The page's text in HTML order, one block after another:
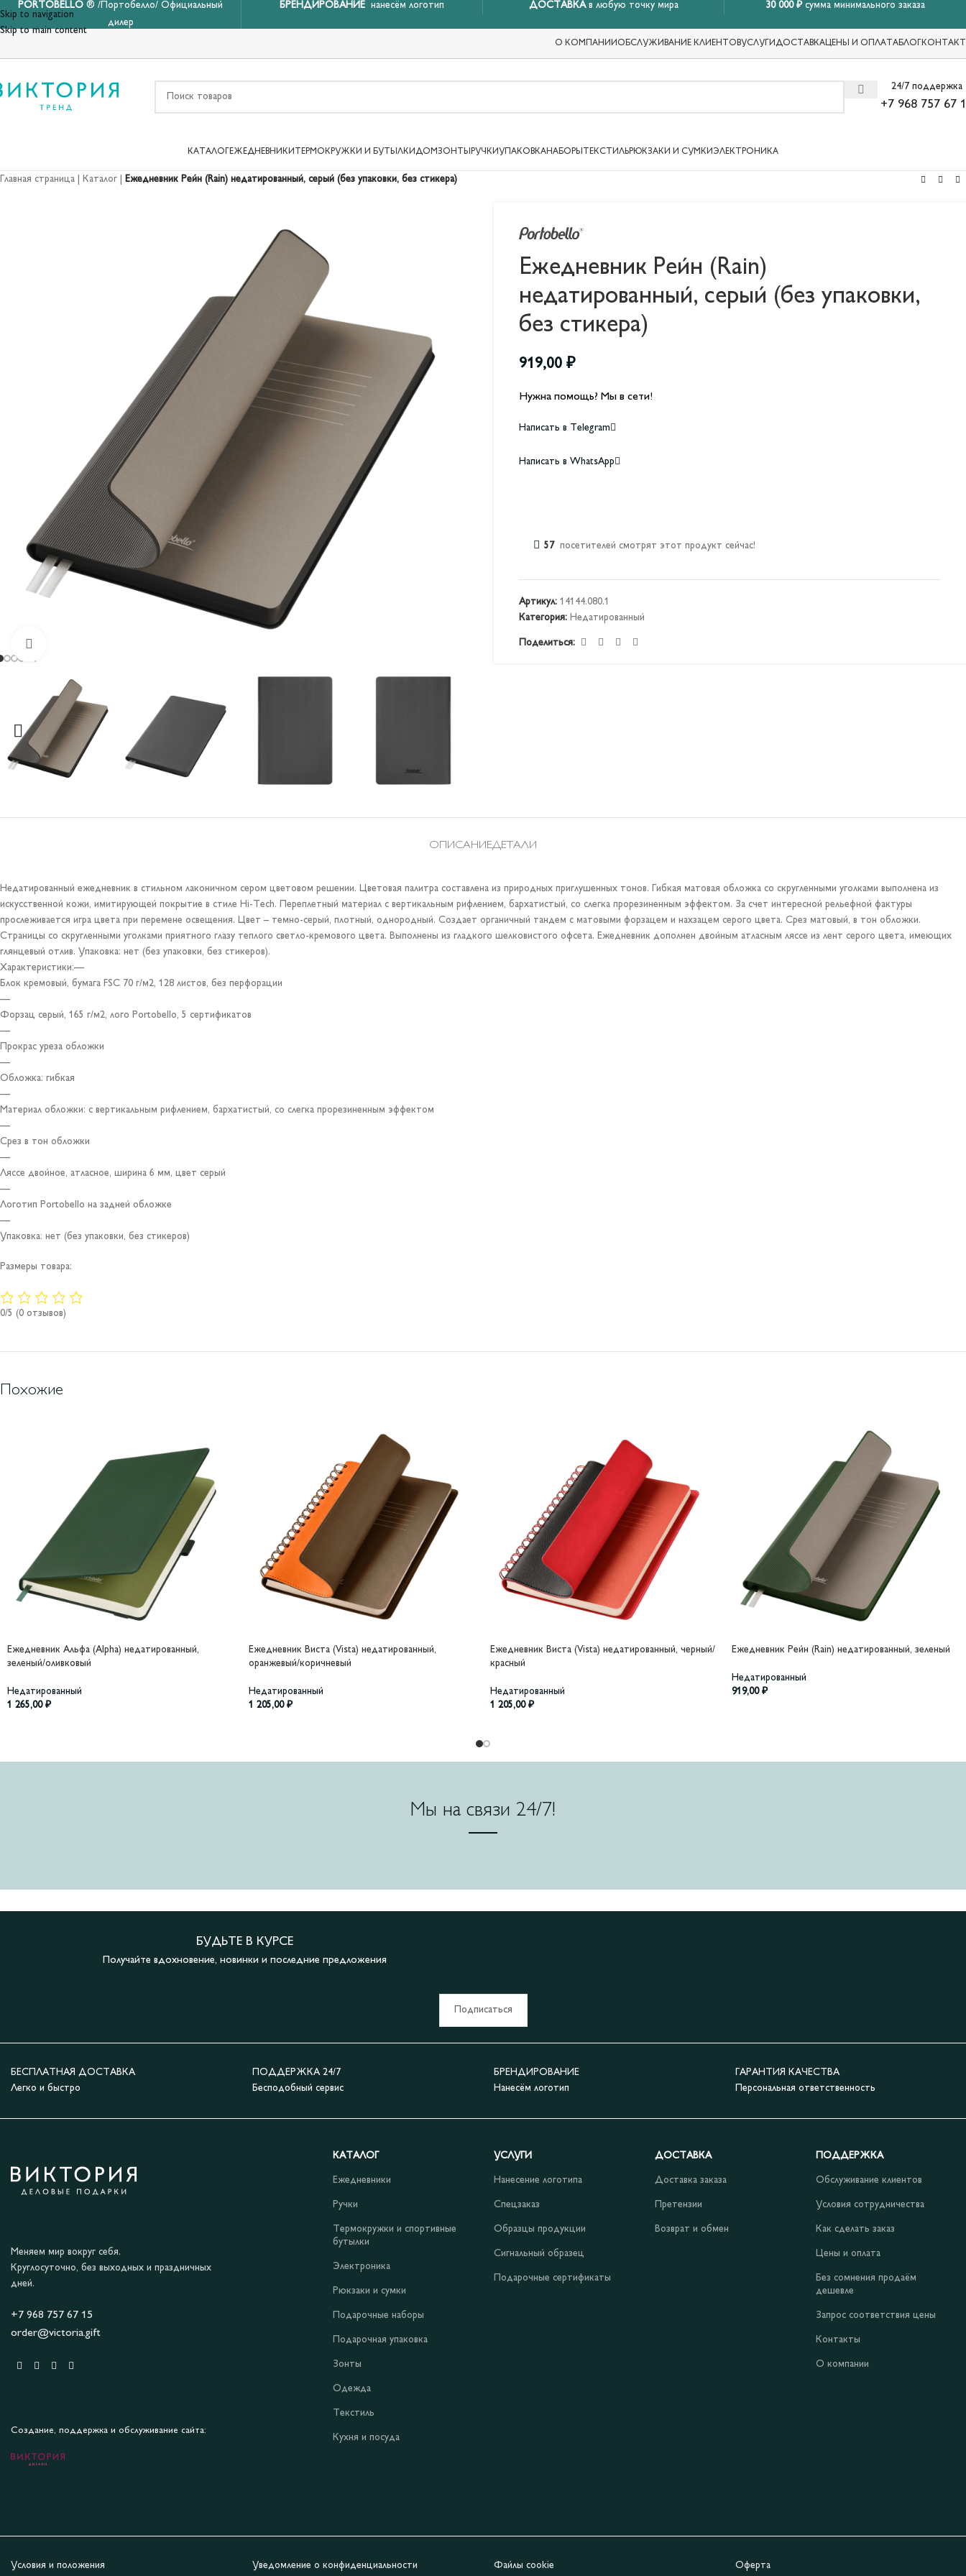
Skip to navigation
Skip to main content
PORTOBELLO ® /Портобелло/ Официальный
дилер
БРЕНДИРОВАНИЕ нанесём логотип ДОСТАВКА в любую точку мира 30 000 ₽сумма минимального заказа
О КОМПАНИИ ОБСЛУЖИВАНИЕ КЛИЕНТОВУСЛУГИДОСТАВКАЦЕНЫ И ОПЛАТАБЛОГ
24/7 поддержка
+7 968 757 67
КАТАЛОГ ЕЖЕДНЕВНИКИ ТЕРМОКРУЖКИ И БУТЫЛКИДОМ ЗОНТЫ РУЧКИ УПАКОВКАНАБОРЫ ТЕКСТИЛЬРЮКЗАКИ И СУМКИ ЭЛЕКТРОНИКА
Главная страница Каталог Ежедневник Рейн (Rain) недатированный, серый (без упаковки, без стикера)
Ежедневник Рейн (Rain)
недатированный, серый (без упаковки,
без стикера)
919,00 ₽
Нужна помощь? Мы в сети!
Написать в Telegram
Написать в WhatsApp
57 посетителей смотрят этот продукт сейчас!
Артикул: 14144.080.1
Категория: Недатированный
Поделиться:
ОПИСАНИЕДЕТАЛИ
Недатированный ежедневник в стильном лаконичном сером цветовом решении. Цветовая палитра составлена из природных приглушенных тонов. Гибкая матовая обложка со скругленными уголками выполнена из
искусственной кожи, имитирующей покрытие в стиле Hi-Tech. Переплетный материал с вертикальным рифлением, бархатистый, со слегка прорезиненным эффектом. За счет интересной рельефной фактуры
прослеживается игра цвета при перемене освещения. Цвет – темно-серый, плотный, однородный. Создает органичный тандем с матовыми форзацем и нахзацем серого цвета. Срез матовый, в тон обложки.
Страницы со скругленными уголками приятного глазу теплого светло-кремового цвета. Выполнены из гладкого шелковистого офсета. Ежедневник дополнен двойным атласным ляссе из лент серого цвета, имеющих
глянцевый отлив. Упаковка: нет (без упаковки, без стикеров).
Характеристики:—
Блок кремовый, бумага FSC 70 г/м2, 128 листов, без перфорации
—
Форзац серый, 165 г/м2, лого Portobello, 5 сертификатов
—
Прокрас уреза обложки
—
Обложка: гибкая
—
Материал обложки: с вертикальным рифлением, бархатистый, со слегка прорезиненным эффектом
—
Срез в тон обложки
—
Ляссе двойное, атласное, ширина 6 мм, цвет серый
—
Логотип Portobello на задней обложке
—
Упаковка: нет (без упаковки, без стикеров)
Размеры товара:
0/5 (0 отзывов)
Похожие
Ежедневник Альфа (Alpha) недатированный,
зеленый/оливковый
Недатированный
1 265,00 ₽
Ежедневник Виста (Vista) недатированный,
оранжевый/коричневый
Недатированный
1 205,00 ₽
Ежедневник Виста (Vista) недатированный, черный/
красный
Недатированный
1 205,00 ₽
Ежедневник Рейн (Rain) недатированный, зеленый
Недатированный
919,00 ₽
Мы на связи 24/7!
БУДЬТЕ В КУРСЕ
Получайте вдохновение, новинки и последние предложения
Подписаться
БЕСПЛАТНАЯ ДОСТАВКА
Легко и быстро
ПОДДЕРЖКА 24/7
Бесподобный сервис
БРЕНДИРОВАНИЕ
Нанесём логотип
ГАРАНТИЯ КАЧЕСТВА
Персональная ответственность
Меняем мир вокруг себя.
Круглосуточно, без выходных и праздничных
дней.
+7 968 757 67 15
order@victoria.gift
Создание, поддержка и обслуживание сайта:
КАТАЛОГ
Ежедневники
Ручки
Термокружки и спортивные
бутылки
Электроника
Рюкзаки и сумки
Подарочные наборы
Подарочная упаковка
Зонты
Одежда
Текстиль
Кухня и посуда
УСЛУГИ
Нанесение логотипа
Спецзаказ
Образцы продукции
Сигнальный образец
Подарочные сертификаты
ДОСТАВКА
Доставка заказа
Претензии
Возврат и обмен
ПОДДЕРЖКА
Обслуживание клиентов
Условия сотрудничества
Как сделать заказ
Цены и оплата
Без сомнения продаём
дешевле
Запрос соответствия цены
Контакты
О компании
Условия и положения Уведомление о конфиденциальности Файлы cookie Оферта